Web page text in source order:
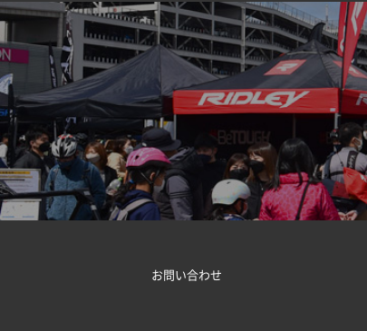
お問い合わせ